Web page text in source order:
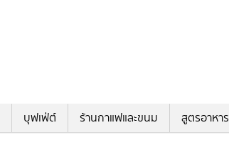
บุฟเฟ่ต์ ร้านกาแฟและขนม สูตรอาหาร